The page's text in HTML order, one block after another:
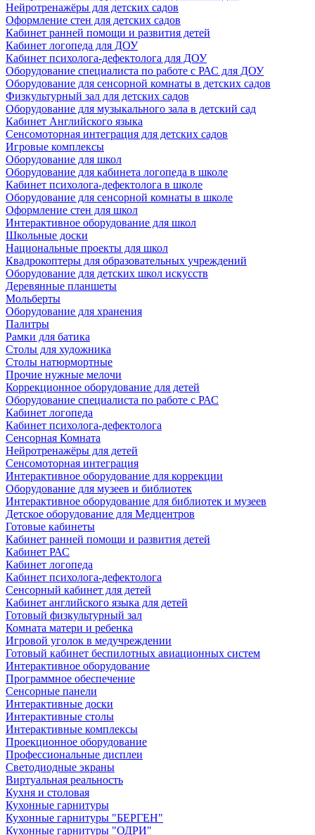
Нейротренажёры для детских садов
Оформление стен для детских садов
Кабинет ранней помощи и развития детей
Кабинет логопеда для ДОУ
Кабинет психолога-дефектолога для ДОУ
Оборудование специалиста по работе с РАС для ДОУ
Оборудование для сенсорной комнаты в детских садов
Физкультурный зал для детских садов
Оборудование для музыкального зала в детский сад
Кабинет Английского языка
Сенсомоторная интеграция для детских садов
Игровые комплексы
Оборудование для школ
Оборудование для кабинета логопеда в школе
Кабинет психолога-дефектолога в школе
Оборудование для сенсорной комнаты в школе
Оформление стен для школ
Интерактивное оборудование для школ
Школьные доски
Национальные проекты для школ
Квадрокоптеры для образовательных учреждений
Оборудование для детских школ искусств
Деревянные планшеты
Мольберты
Оборудование для хранения
Палитры
Рамки для батика
Столы для художника
Столы натюрмортные
Прочие нужные мелочи
Коррекционное оборудование для детей
Оборудование специалиста по работе с РАС
Кабинет логопеда
Кабинет психолога-дефектолога
Сенсорная Комната
Нейротренажёры для детей
Сенсомоторная интеграция
Интерактивное оборудование для коррекции
Оборудование для музеев и библиотек
Интерактивное оборудование для библиотек и музеев
Детское оборудование для Медцентров
Готовые кабинеты
Кабинет ранней помощи и развития детей
Кабинет РАС
Кабинет логопеда
Кабинет психолога-дефектолога
Сенсорный кабинет для детей
Кабинет английского языка для детей
Готовый физкультурный зал
Комната матери и ребенка
Игровой уголок в медучреждении
Готовый кабинет беспилотных авиационных систем
Интерактивное оборудование
Программное обеспечение
Сенсорные панели
Интерактивные доски
Интерактивные столы
Интерактивные комплексы
Проекционное оборудование
Профессиональные дисплеи
Светодиодные экраны
Виртуальная реальность
Кухня и столовая
Кухонные гарнитуры
Кухонные гарнитуры "БЕРГЕН"
Кухонные гарнитуры "ОДРИ"